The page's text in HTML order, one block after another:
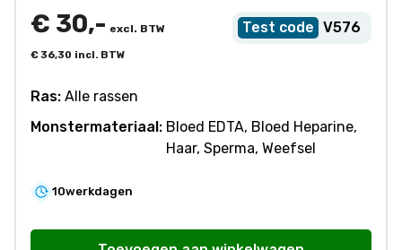
V576
€ 30,- excl. BTW
€36,30 incl. BTW
Ras: Alle rassen
Monstermateriaal: Bloed EDTA, Bloed Heparine,
Haar, Sperma, Weefsel
10werkdagen